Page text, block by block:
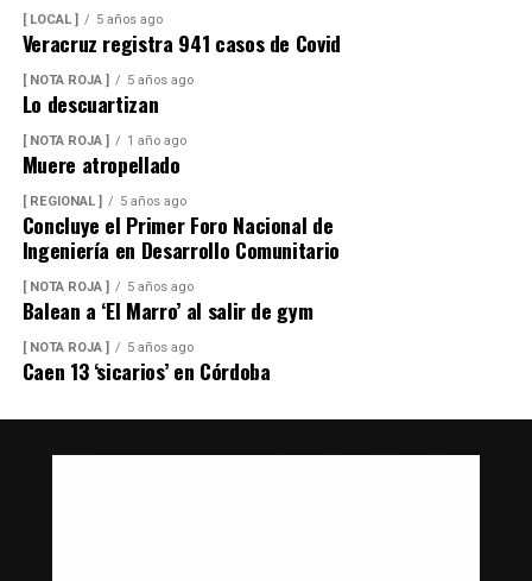
[ LOCAL ] 5 años ago
Veracruz registra 941 casos de Covid
[ NOTA ROJA ] 5 años ago
Lo descuartizan
[ NOTA ROJA ] 1 año ago
Muere atropellado
[ REGIONAL ] 5 años ago
Concluye el Primer Foro Nacional de
Ingeniería en Desarrollo Comunitario
[ NOTA ROJA ] 5 años ago
Balean a ‘El Marro’ al salir de gym
[ NOTA ROJA ] 5 años ago
Caen 13 ‘sicarios’ en Córdoba